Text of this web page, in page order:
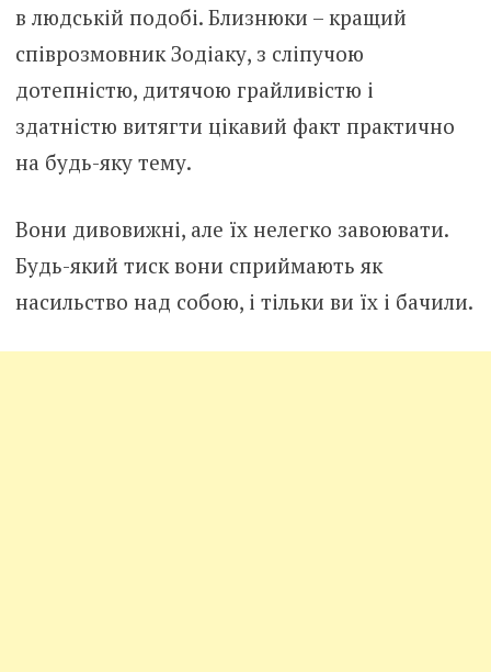
в людській подобі. Близнюки – кращий
співрозмовник Зодіаку, з сліпучою
дотепністю, дитячою грайливістю і
здатністю витягти цікавий факт практично
на будь-яку тему.
Вони дивовижні, але їх нелегко завоювати.
Будь-який тиск вони сприймають як
насильство над собою, і тільки ви їх і бачили.